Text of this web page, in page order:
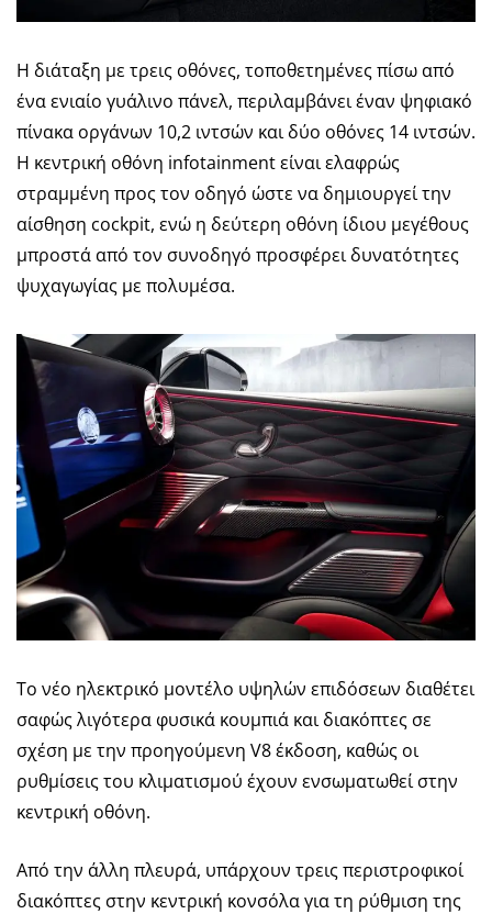
Η διάταξη με τρεις οθόνες, τοποθετημένες πίσω από
ένα ενιαίο γυάλινο πάνελ, περιλαμβάνει έναν ψηφιακό
πίνακα οργάνων 10,2 ιντσών και δύο οθόνες 14 ιντσών.
Η κεντρική οθόνη infotainment είναι ελαφρώς
στραμμένη προς τον οδηγό ώστε να δημιουργεί την
αίσθηση cockpit, ενώ η δεύτερη οθόνη ίδιου μεγέθους
μπροστά από τον συνοδηγό προσφέρει δυνατότητες
ψυχαγωγίας με πολυμέσα.
Το νέο ηλεκτρικό μοντέλο υψηλών επιδόσεων διαθέτει
σαφώς λιγότερα φυσικά κουμπιά και διακόπτες σε
σχέση με την προηγούμενη V8 έκδοση, καθώς οι
ρυθμίσεις του κλιματισμού έχουν ενσωματωθεί στην
κεντρική οθόνη.
Από την άλλη πλευρά, υπάρχουν τρεις περιστροφικοί
διακόπτες στην κεντρική κονσόλα για τη ρύθμιση της